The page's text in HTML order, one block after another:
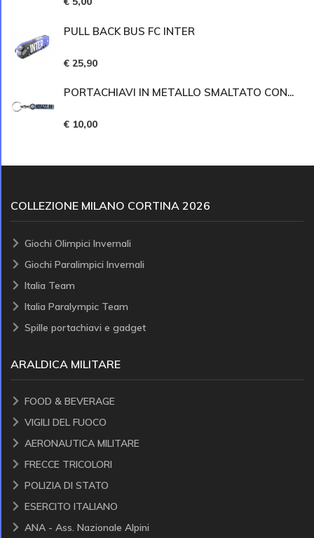
PULL BACK BUS FC INTER
€ 25,90
PORTACHIAVI IN METALLO SMALTATO CON...
€ 10,00
COLLEZIONE MILANO CORTINA 2026
Giochi Olimpici Invernali
Giochi Paralimpici Invernali
Italia Team
Italia Paralympic Team
Spille portachiavi e gadget
ARALDICA MILITARE
FOOD & BEVERAGE
VIGILI DEL FUOCO
AERONAUTICA MILITARE
FRECCE TRICOLORI
POLIZIA DI STATO
ESERCITO ITALIANO
ANA - Ass. Nazionale Alpini